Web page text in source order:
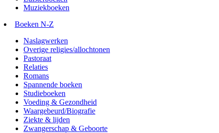
Muziekboeken
Boeken N-Z
Naslagwerken
Overige religies/allochtonen
Pastoraat
Relaties
Romans
Spannende boeken
Studieboeken
Voeding & Gezondheid
Waargebeurd/Biografie
Ziekte & lijden
Zwangerschap & Geboorte